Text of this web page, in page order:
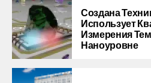
Создана
Использует
Измерения
Наноуровне